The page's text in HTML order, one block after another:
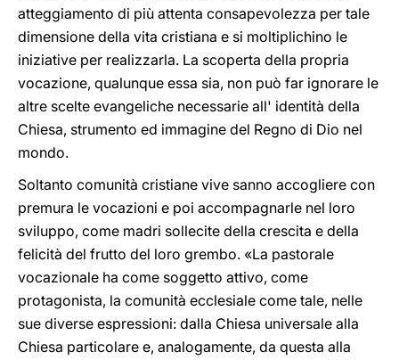
atteggiamento di più attenta consapevolezza per tale
dimensione della vita cristiana e si moltiplichino le
iniziative per realizzarla. La scoperta della propria
vocazione, qualunque essa sia, non può far ignorare le
altre scelte evangeliche necessarie all' identità della
Chiesa, strumento ed immagine del Regno di Dio nel
mondo.
Soltanto comunità cristiane vive sanno accogliere con
premura le vocazioni e poi accompagnarle nel loro
sviluppo, come madri sollecite della crescita e della
felicità del frutto del loro grembo. «La pastorale
vocazionale ha come soggetto attivo, come
protagonista, la comunità ecclesiale come tale, nelle
sue diverse espressioni: dalla Chiesa universale alla
Chiesa particolare e, analogamente, da questa alla